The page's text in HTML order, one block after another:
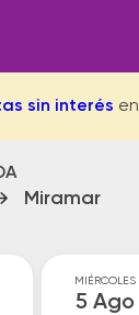
sin interés
Miramar
MIÉRCOLES
5 Ago